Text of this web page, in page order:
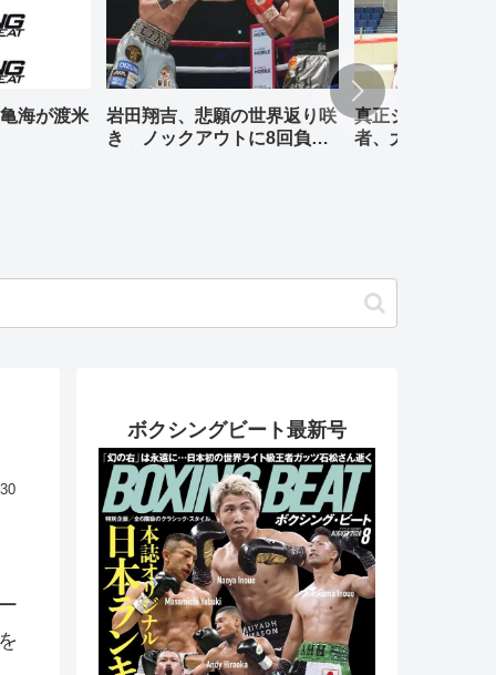
海が渡米
岩田翔吉、悲願の世界返り咲
き ノックアウトに8回負傷
真正ジムの元
者、大橋哲朗、
ボクシングビート最新号